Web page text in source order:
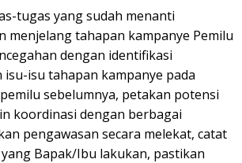
tugas yang sudah menanti
menjelang tahapan kampanye Pemilu
dengan identifikasi
isu-isu tahapan kampanye pada
sebelumnya, petakan potensi
koordinasi dengan berbagai
pengawasan secara melekat, catat
Bapak/Ibu lakukan, pastikan